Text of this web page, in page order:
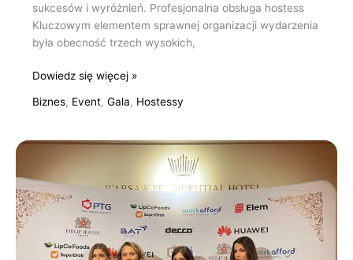
sukcesów i wyróżnień. Profesjonalna obsługa hostess
Kluczowym elementem sprawnej organizacji wydarzenia
była obecność trzech wysokich,
Dowiedz się więcej »
Biznes, Event, Gala, Hostessy
Profesjonalna
obsługa
jubileuszowego
balu
Polskiego
Towarzystwa
Gospodarczego